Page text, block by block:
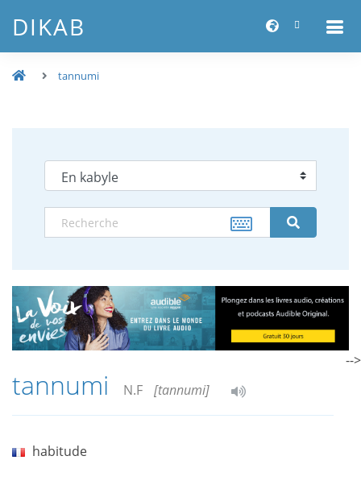
DIKAB
tannumi
tannumi N.F [tannumi]
habitude
-->